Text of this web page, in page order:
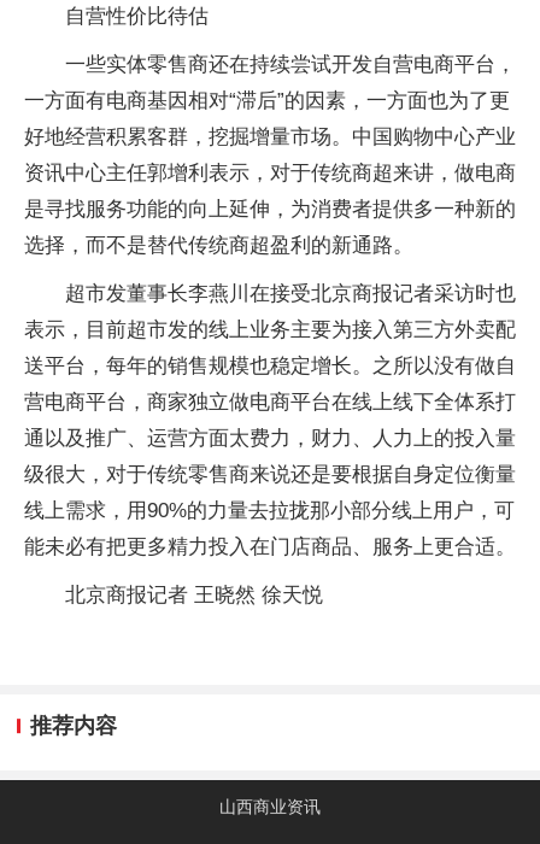
自营性价比待估
一些实体零售商还在持续尝试开发自营电商平台，
一方面有电商基因相对“滞后”的因素，一方面也为了更
好地经营积累客群，挖掘增量市场。中国购物中心产业
资讯中心主任郭增利表示，对于传统商超来讲，做电商
是寻找服务功能的向上延伸，为消费者提供多一种新的
选择，而不是替代传统商超盈利的新通路。
超市发董事长李燕川在接受北京商报记者采访时也
表示，目前超市发的线上业务主要为接入第三方外卖配
送平台，每年的销售规模也稳定增长。之所以没有做自
营电商平台，商家独立做电商平台在线上线下全体系打
通以及推广、运营方面太费力，财力、人力上的投入量
级很大，对于传统零售商来说还是要根据自身定位衡量
线上需求，用90%的力量去拉拢那小部分线上用户，可
能未必有把更多精力投入在门店商品、服务上更合适。
北京商报记者 王晓然 徐天悦
推荐内容
山西商业资讯